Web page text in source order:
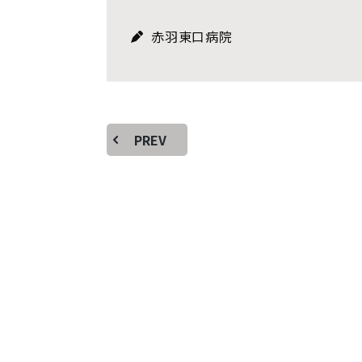
赤羽東口病院
PREV